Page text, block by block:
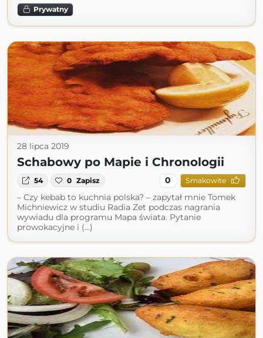
Prywatny
28 lipca 2019
Schabowy po Mapie i Chronologii
54 0 Zapisz 0 Smakowite
– Czy kebab to kuchnia polska? – zapytał mnie Tomek
Michniewicz w studiu Radia Zet podczas nagrania
wywiadu dla programu Mapa świata. Pytanie
prowokacyjne i (...)